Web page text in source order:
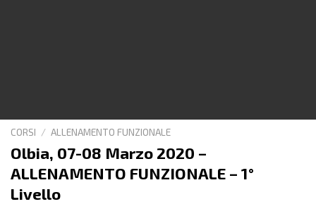
CORSI / ALLENAMENTO FUNZIONALE
Olbia, 07-08 Marzo 2020 –
ALLENAMENTO FUNZIONALE – 1°
Livello